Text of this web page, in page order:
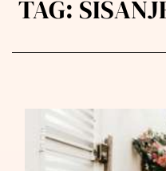
TAG: